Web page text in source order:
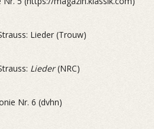
Lieder (Trouw)
Lieder(NRC)
Nr. 6 (dvhn)